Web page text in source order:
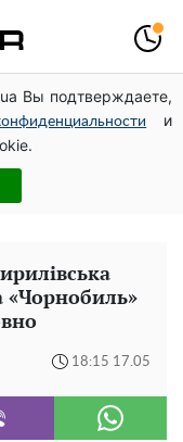
Вы подтверждаете,
и
вивів
фіктивну фірму в
рецепт
перцем та
«Чорнобиль»
18:15 17.05